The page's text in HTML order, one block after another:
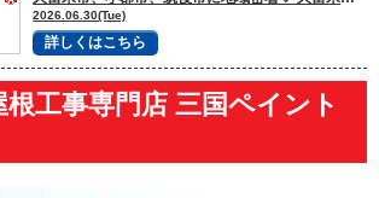
2026.06.30(Tue)
詳しくはこちら
工事専門店 三国ペイント